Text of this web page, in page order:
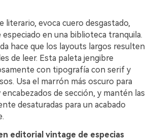
literario, evoca cuero desgastado,
en una biblioteca tranquila.
hace que los layouts largos resulten
de leer. Esta paleta jengibre
con tipografía con serif y
Usa el marrón más oscuro para
encabezados de sección, y mantén las
desaturadas para un acabado
editorial vintage de especias